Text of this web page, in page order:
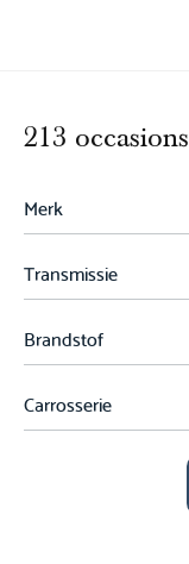
213 occasions